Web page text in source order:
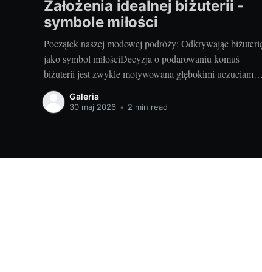
Założenia idealnej biżuterii -
symbole miłości
Początek naszej modowej podróży: Odkrywając
jako symbol miłościDecyzja o podarowaniu komuś
biżuterii jest zwykle motywowana głębokimi uczuciami.
Z tego powodu, biżuteria często pełni rolę symbolu
miłości, który nie tylko zdobi, ale także wyraża nasze
Galeria
30 maj 2026 • 2 min read